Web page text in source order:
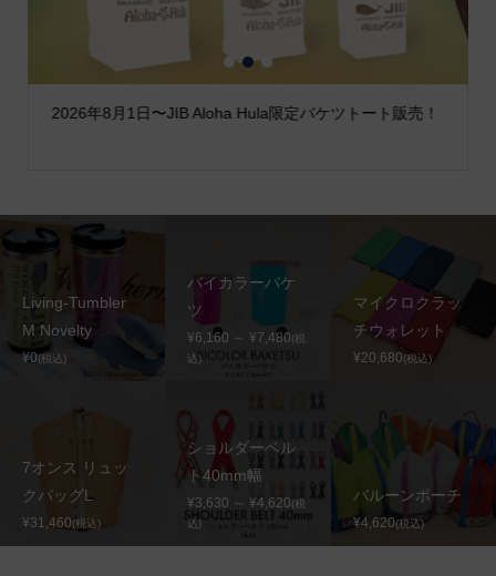
2026年8月1日〜JIB Aloha Hula限定バケツトート販売！
1 2 3
Living-Tumbler
M Novelty
¥0(税込)
バイカラーバケ
ツ
¥6,160 ～ ¥7,480(税
込)
マイクロクラッ
チウォレット
¥20,680(税込)
7オンス リュッ
クバッグL
¥31,460(税込)
ショルダーベル
ト40mm幅
¥3,630 ～ ¥4,620(税
込)
バルーンポーチ
¥4,620(税込)